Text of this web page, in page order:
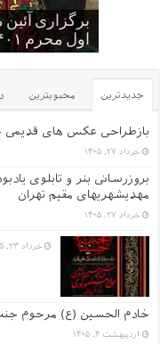
برگزاری
اول محرم ۱۴۰۱
عکس یادگاری
یک عکس از
گلچین کلیپ
کودکان ,
حسینیه
جدیدترین محبوبترین
بازطراحی عکس های
خرداد ۲۷, ۱۴۰۵
بروزرسانی بنر و تابلوی
مهدیشهریهای مقیم تهران
خرداد ۲۷, ۱۴۰۵
خرداد ۲۳, ۱۴۰۵
خادم الحسین (ع) مرحوم
اردیبهشت ۴, ۱۴۰۵